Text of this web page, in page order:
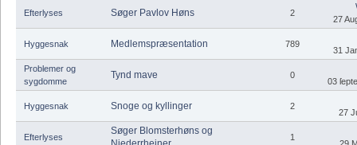
Efterlyses Søger Pavlov Høns 2
27
Hyggesnak Medlemspræsentation 789
31
Problemer og
sygdomme
Tynd mave 0
03
Hyggesnak Snoge og kyllinger 2
27
Efterlyses
Søger Blomsterhøns og
1